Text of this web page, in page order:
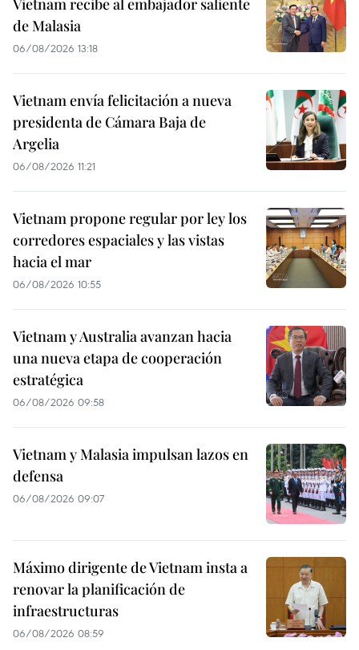
de Malasia
06/08/2026 13:18
Vietnam envía felicitación a nueva
presidenta de Cámara Baja de
Argelia
06/08/2026 11:21
Vietnam propone regular por ley los
corredores espaciales y las vistas
hacia el mar
06/08/2026 10:55
Vietnam y Australia avanzan hacia
una nueva etapa de cooperación
estratégica
06/08/2026 09:58
Vietnam y Malasia impulsan lazos en
defensa
06/08/2026 09:07
Máximo dirigente de Vietnam insta a
renovar la planificación de
infraestructuras
06/08/2026 08:59